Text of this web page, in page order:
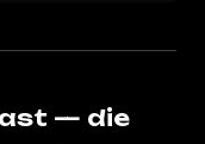
— die